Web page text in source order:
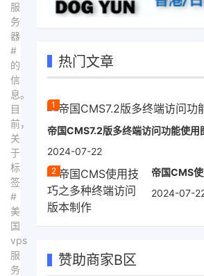
服
务
器
#
的
信
息。
目
前，
关
于
标
签
#
美
国
vps
服
务
热门文章
帝国CMS7.2版多终端访问功能使用
2024-07-22
帝国CMS
2024-07-
赞助商家B区